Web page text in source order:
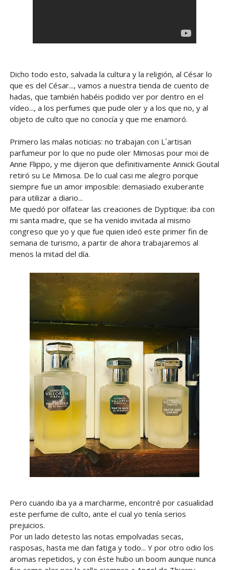
Dicho todo esto, salvada la cultura y la religión, al César lo
que es del César..., vamos a nuestra tienda de cuento de
hadas, que también habéis podido ver por dentro en el
vídeo..., a los perfumes que pude oler y a los que no, y al
objeto de culto que no conocía y que me enamoró.
Primero las malas noticias: no trabajan con L´artisan
parfumeur por lo que no pude oler Mimosas pour moi de
Anne Flippo, y me dijeron que definitivamente Annick Goutal
retiró su Le Mimosa. De lo cual casi me alegro porque
siempre fue un amor imposible: demasiado exuberante
para utilizar a diario...
Me quedó por olfatear las creaciones de Dyptique: iba con
mi santa madre, que se ha venido invitada al mismo
congreso que yo y que fue quien ideó este primer fin de
semana de turismo, a partir de ahora trabajaremos al
menos la mitad del día.
Pero cuando iba ya a marcharme, encontré por casualidad
este perfume de culto, ante el cual yo tenía serios
prejuicios.
Por un lado detesto las notas empolvadas secas,
rasposas, hasta me dan fatiga y todo... Y por otro odio los
aromas repetidos, y con éste hubo un boom aunque nunca